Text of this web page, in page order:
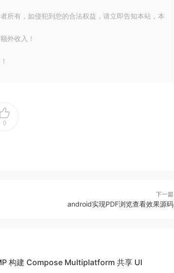
所有，如侵犯到您的合法权益，请立即告知本站，本
外收入！
0
下一篇
android实现PDF浏览查看效果源码
构建 Compose Multiplatform 共享 UI